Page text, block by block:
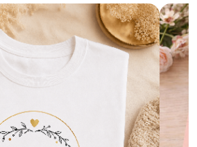
parrain , pour créer un joli duo
lors d’une même célébration.
utile, déco et pleine de sens
simples qui font le plus plaisir.
est à la fois décoratif, pratique et
sa place dans toutes les maisons et
combien le lien entre un enfant et sa